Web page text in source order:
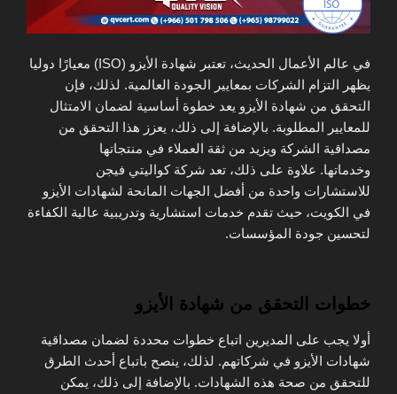
في عالم الأعمال الحديث، تعتبر شهادة الأيزو (ISO) معيارًا دوليا
يظهر التزام الشركات بمعايير الجودة العالمية. لذلك، فإن
التحقق من شهادة الأيزو يعد خطوة أساسية لضمان الامتثال
للمعايير المطلوبة. بالإضافة إلى ذلك، يعزز هذا التحقق من
مصداقية الشركة ويزيد من ثقة العملاء في منتجاتها
وخدماتها. علاوة على ذلك، تعد شركة كواليتي فيجن
للاستشارات واحدة من أفضل الجهات المانحة لشهادات الأيزو
في الكويت، حيث تقدم خدمات استشارية وتدريبية عالية الكفاءة
لتحسين جودة المؤسسات.
خطوات التحقق من شهادة الأيزو
أولا يجب على المديرين اتباع خطوات محددة لضمان مصداقية
شهادات الأيزو في شركاتهم. لذلك، ينصح باتباع أحدث الطرق
للتحقق من صحة هذه الشهادات. بالإضافة إلى ذلك، يمكن